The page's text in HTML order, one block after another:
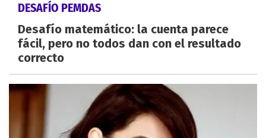
DESAFÍO PEMDAS
Desafío matemático: la cuenta parece
fácil, pero no todos dan con el resultado
correcto